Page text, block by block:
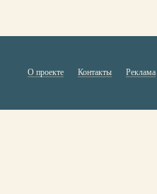
О проекте Контакты Реклама